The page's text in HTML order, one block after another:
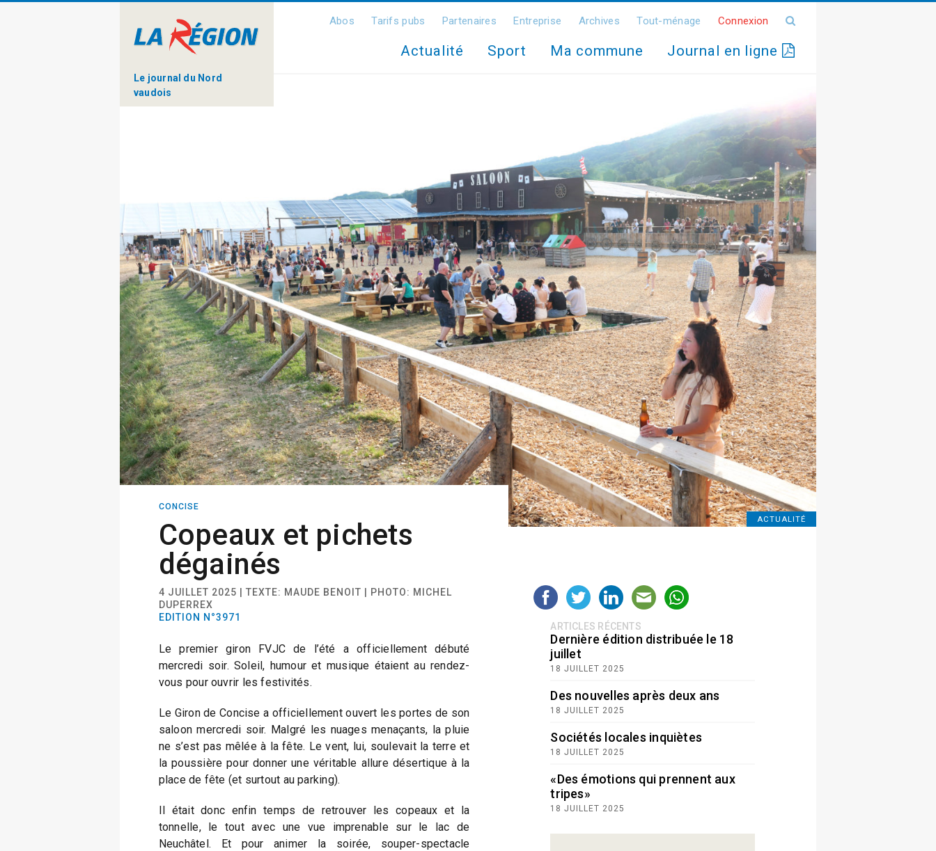
Le journal du Nord
vaudois
Abos Tarifs pubs Partenaires Entreprise Archives Tout-ménage Connexion
Actualité Sport Ma commune Journal en ligne
ACTUALITÉ
CONCISE
Copeaux et pichets
dégainés
4 JUILLET 2025 | TEXTE: MAUDE BENOIT | PHOTO: MICHEL
DUPERREX
EDITION N°3971
Le premier giron FVJC de l’été a officiellement débuté
mercredi soir. Soleil, humour et musique étaient au rendez-
vous pour ouvrir les festivités.
Le Giron de Concise a officiellement ouvert les portes de son
saloon mercredi soir. Malgré les nuages menaçants, la pluie
ne s’est pas mêlée à la fête. Le vent, lui, soulevait la terre et
la poussière pour donner une véritable allure désertique à la
place de fête (et surtout au parking).
Il était donc enfin temps de retrouver les copeaux et la
tonnelle, le tout avec une vue imprenable sur le lac de
Neuchâtel. Et pour animer la soirée, souper-spectacle
ARTICLES RÉCENTS
Dernière édition distribuée le 18
juillet
18 JUILLET 2025
Des nouvelles après deux ans
18 JUILLET 2025
Sociétés locales inquiètes
18 JUILLET 2025
«Des émotions qui prennent aux
tripes»
18 JUILLET 2025